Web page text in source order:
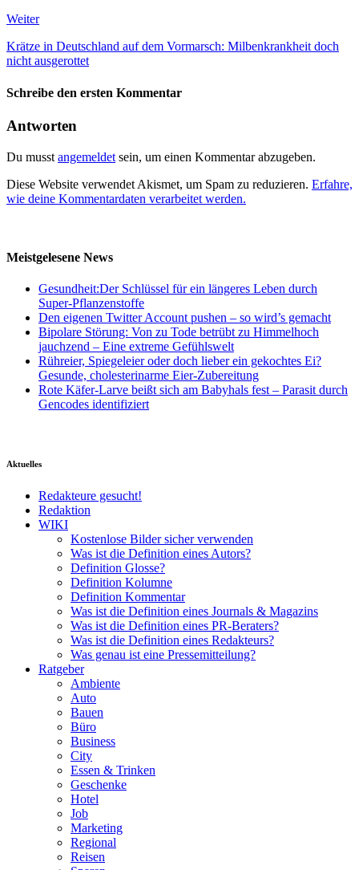
Weiter
Krätze in Deutschland auf dem Vormarsch: Milbenkrankheit doch
nicht ausgerottet
Schreibe den ersten Kommentar
Antworten
Du musst angemeldet sein, um einen Kommentar abzugeben.
Diese Website verwendet Akismet, um Spam zu reduzieren. Erfahre,
wie deine Kommentardaten verarbeitet werden.
Meistgelesene News
Gesundheit:Der Schlüssel für ein längeres Leben durch
Super-Pflanzenstoffe
Den eigenen Twitter Account pushen – so wird’s gemacht
Bipolare Störung: Von zu Tode betrübt zu Himmelhoch
jauchzend – Eine extreme Gefühlswelt
Rühreier, Spiegeleier oder doch lieber ein gekochtes Ei?
Gesunde, cholesterinarme Eier-Zubereitung
Rote Käfer-Larve beißt sich am Babyhals fest – Parasit durch
Gencodes identifiziert
Aktuelles
Redakteure gesucht!
Redaktion
WIKI
Kostenlose Bilder sicher verwenden
Was ist die Definition eines Autors?
Definition Glosse?
Definition Kolumne
Definition Kommentar
Was ist die Definition eines Journals & Magazins
Was ist die Definition eines PR-Beraters?
Was ist die Definition eines Redakteurs?
Was genau ist eine Pressemitteilung?
Ratgeber
Ambiente
Auto
Bauen
Büro
Business
City
Essen & Trinken
Geschenke
Hotel
Job
Marketing
Regional
Reisen